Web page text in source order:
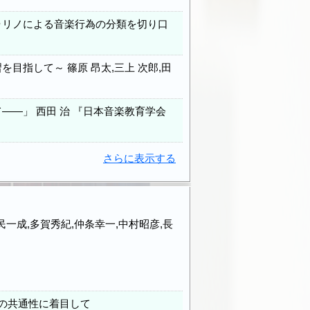
ノによる音楽行為の分類を切り口
目指して～ 篠原 昂太,三上 次郎,田
」 西田 治 『日本音楽教育学会
さらに表示する
一成,多賀秀紀,仲条幸一,中村昭彦,長
共通性に着目して